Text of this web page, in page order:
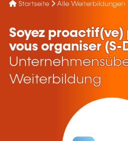
Startseite Alle Weiterbildungen
Soyez
vous organiser (S-
Weiterbildung